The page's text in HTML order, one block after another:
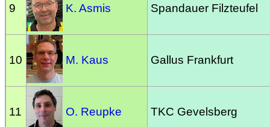
9 K. Asmis Spandauer Filzteufel
10 M. Kaus Gallus Frankfurt
11 O. Reupke TKC Gevelsberg